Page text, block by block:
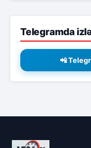
Telegramda
📲